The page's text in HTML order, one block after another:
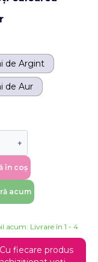
de Argint
de Aur
în coș
acum
acum: Livrare în 1 - 4
Cu fiecare produs